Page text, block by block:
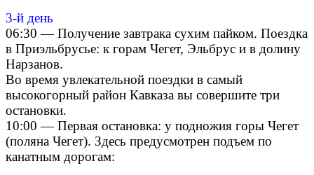
3-й день
06:30 — Получение завтрака сухим пайком. Поездка
в Приэльбрусье: к горам Чегет, Эльбрус и в долину
Нарзанов.
Во время увлекательной поездки в самый
высокогорный район Кавказа вы совершите три
остановки.
10:00 — Первая остановка: у подножия горы Чегет
(поляна Чегет). Здесь предусмотрен подъем по
канатным дорогам: